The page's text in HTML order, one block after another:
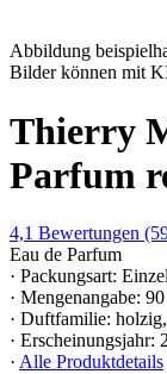
Abbildung
Bilder können mit
Thierry
Parfum
4,1 Bewertungen
Eau de Parfum
· Packungsart:
· Mengenangabe:
· Duftfamilie:
· Erscheinungsjahr:
· Alle Produktdetails